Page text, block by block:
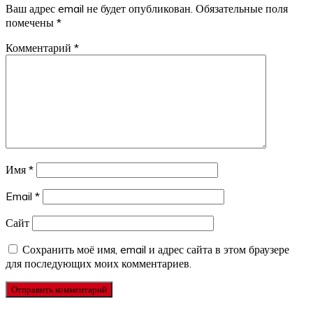
Ваш адрес email не будет опубликован. Обязательные поля
помечены *
Комментарий *
Имя *
Email *
Сайт
Сохранить моё имя, email и адрес сайта в этом браузере
для последующих моих комментариев.